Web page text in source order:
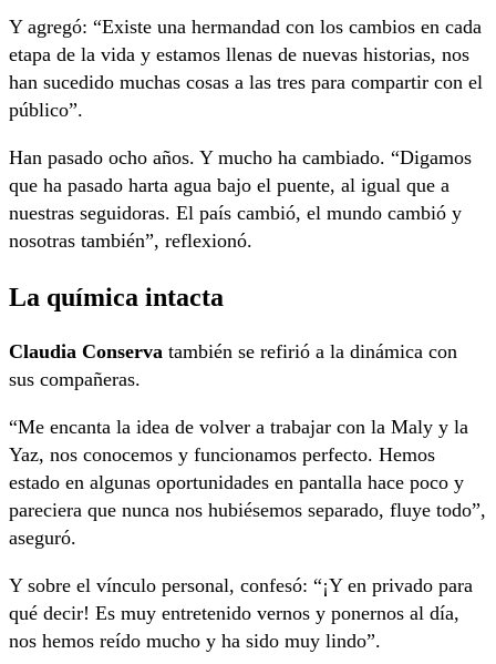
Y agregó: “Existe una hermandad con los cambios en cada
etapa de la vida y estamos llenas de nuevas historias, nos
han sucedido muchas cosas a las tres para compartir con el
público”.
Han pasado ocho años. Y mucho ha cambiado. “Digamos
que ha pasado harta agua bajo el puente, al igual que a
nuestras seguidoras. El país cambió, el mundo cambió y
nosotras también”, reflexionó.
La química intacta
Claudia Conserva también se refirió a la dinámica con
sus compañeras.
“Me encanta la idea de volver a trabajar con la Maly y la
Yaz, nos conocemos y funcionamos perfecto. Hemos
estado en algunas oportunidades en pantalla hace poco y
pareciera que nunca nos hubiésemos separado, fluye todo”,
aseguró.
Y sobre el vínculo personal, confesó: “¡Y en privado para
qué decir! Es muy entretenido vernos y ponernos al día,
nos hemos reído mucho y ha sido muy lindo”.